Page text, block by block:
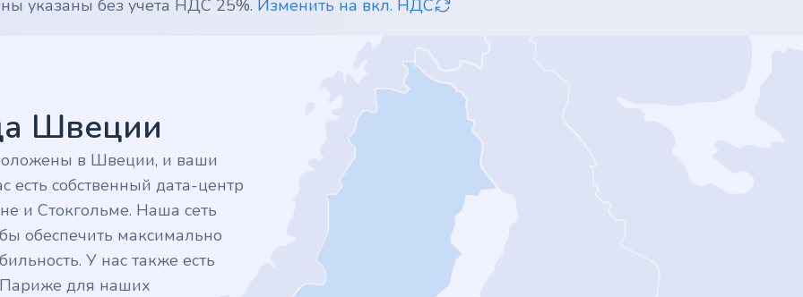
указаны без учета НДС 25%. Изменить на вкл. НДС
Швеции
в Швеции, и ваши
собственный дата-центр
и Стокгольме. Наша сеть
обеспечить максимально
У нас также есть
Париже для наших